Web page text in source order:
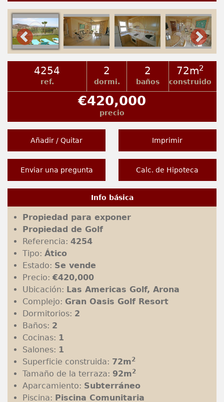
4254
ref.
2
dormi.
2
baños
72m2
construido
€420,000
precio
Añadir / Quitar Imprimir
Enviar una pregunta Calc. de Hipoteca
Info básica
Propiedad para exponer
Propiedad de Golf
Referencia: 4254
Tipo: Ático
Estado: Se vende
Precio: €420,000
Ubicación: Las Americas Golf, Arona
Complejo: Gran Oasis Golf Resort
Dormitorios: 2
Baños: 2
Cocinas: 1
Salones: 1
Superficie construida: 72m2
Tamaño de la terraza: 92m2
Aparcamiento: Subterráneo
Piscina: Piscina Comunitaria